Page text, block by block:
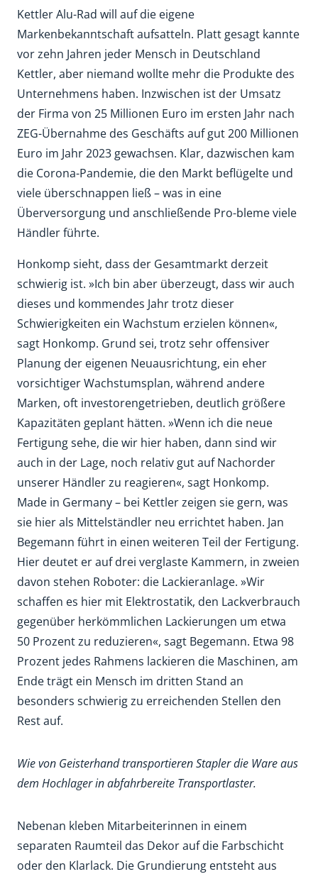
Kettler Alu-Rad will auf die eigene
Markenbekanntschaft aufsatteln. Platt gesagt kannte
vor zehn Jahren jeder Mensch in Deutschland
Kettler, aber niemand wollte mehr die Produkte des
Unternehmens haben. Inzwischen ist der Umsatz
der Firma von 25 Millionen Euro im ersten Jahr nach
ZEG-Übernahme des Geschäfts auf gut 200 Millionen
Euro im Jahr 2023 gewachsen. Klar, dazwischen kam
die Corona-Pandemie, die den Markt beflügelte und
viele überschnappen ließ – was in eine
Überversorgung und anschließende Pro-bleme viele
Händler führte.
Honkomp sieht, dass der Gesamtmarkt derzeit
schwierig ist. »Ich bin aber überzeugt, dass wir auch
dieses und kommendes Jahr trotz dieser
Schwierigkeiten ein Wachstum erzielen können«,
sagt Honkomp. Grund sei, trotz sehr offensiver
Planung der eigenen Neuausrichtung, ein eher
vorsichtiger Wachstumsplan, während andere
Marken, oft investorengetrieben, deutlich größere
Kapazitäten geplant hätten. »Wenn ich die neue
Fertigung sehe, die wir hier haben, dann sind wir
auch in der Lage, noch relativ gut auf Nachorder
unserer Händler zu reagieren«, sagt Honkomp.
Made in Germany – bei Kettler zeigen sie gern, was
sie hier als Mittelständler neu errichtet haben. Jan
Begemann führt in einen weiteren Teil der Fertigung.
Hier deutet er auf drei verglaste Kammern, in zweien
davon stehen Roboter: die Lackieranlage. »Wir
schaffen es hier mit Elektrostatik, den Lackverbrauch
gegenüber herkömmlichen Lackierungen um etwa
50 Prozent zu reduzieren«, sagt Begemann. Etwa 98
Prozent jedes Rahmens lackieren die Maschinen, am
Ende trägt ein Mensch im dritten Stand an
besonders schwierig zu erreichenden Stellen den
Rest auf.
Wie von Geisterhand transportieren Stapler die Ware aus
dem Hochlager in abfahrbereite Transportlaster.
Nebenan kleben Mitarbeiterinnen in einem
separaten Raumteil das Dekor auf die Farbschicht
oder den Klarlack. Die Grundierung entsteht aus